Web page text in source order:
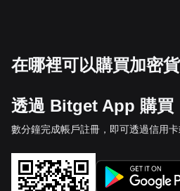
在哪裡可以購買加密
透過 Bitget App 購買
數分鐘完成帳戶註冊，即可透過信用卡